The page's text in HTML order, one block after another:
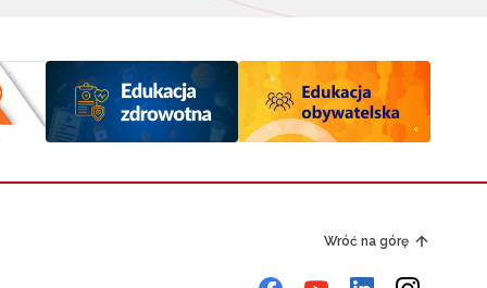
Wróć na górę